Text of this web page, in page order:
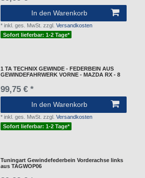
In den Warenkorb
*inkl. ges. MwSt. zzgl.Versandkosten
Sofort lieferbar: 1-2 Tage*
1 TA TECHNIX GEWINDE - FEDERBEIN AUS
GEWINDEFAHRWERK VORNE - MAZDA RX - 8
99,75 € *
In den Warenkorb
*inkl. ges. MwSt. zzgl.Versandkosten
Sofort lieferbar: 1-2 Tage*
Tuningart Gewindefederbein Vorderachse links
aus TAGWOP06